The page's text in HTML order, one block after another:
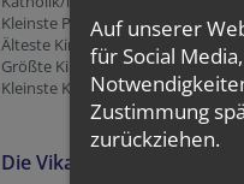
Kleinste Pfarre: Grafensulz (81
Älteste Kirche: Ruprechtskirche,
Größte Kirche: Stephansdom
Kleinste Kirche: Kapelle im
Die Vikariate
Auf unserer
für Social
Zustimmung
zurückziehen.